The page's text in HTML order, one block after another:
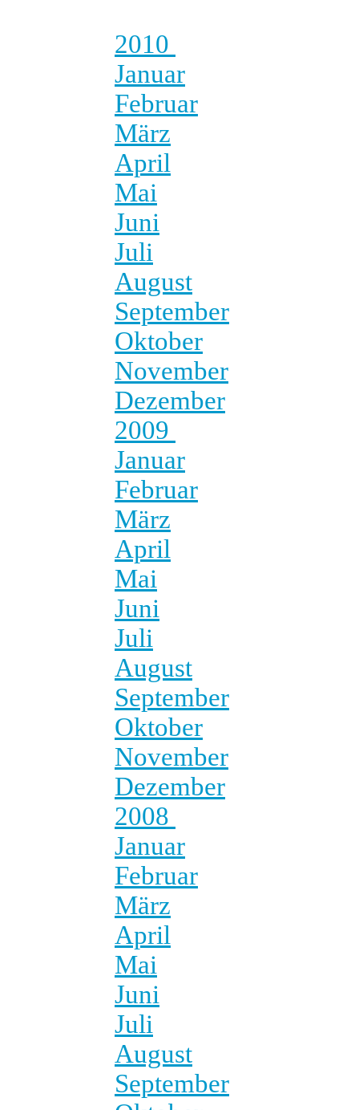
2010
Januar
Februar
März
April
Mai
Juni
Juli
August
September
Oktober
November
Dezember
2009
Januar
Februar
März
April
Mai
Juni
Juli
August
September
Oktober
November
Dezember
2008
Januar
Februar
März
April
Mai
Juni
Juli
August
September